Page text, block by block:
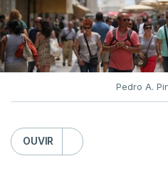
Pedro A.
OUVIR